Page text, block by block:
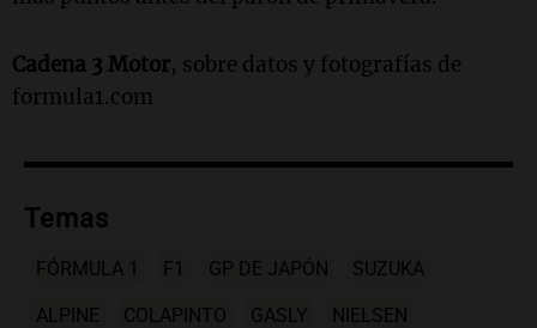
Cadena 3 Motor, sobre datos y fotografías de
formula1.com
Temas
FÓRMULA 1 F1 GP DE JAPÓN SUZUKA
ALPINE COLAPINTO GASLY NIELSEN